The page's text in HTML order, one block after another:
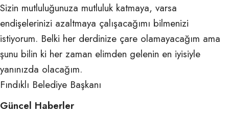
Sizin mutluluğunuza mutluluk katmaya, varsa
endişelerinizi azaltmaya çalışacağımı bilmenizi
istiyorum. Belki her derdinize çare olamayacağım ama
şunu bilin ki her zaman elimden gelenin en iyisiyle
yanınızda olacağım.
Fındıklı Belediye Başkanı
Güncel Haberler